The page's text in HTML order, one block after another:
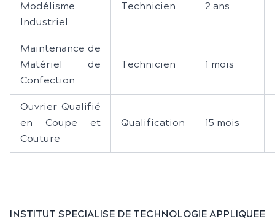
Modélisme
Industriel
Technicien 2 ans
Maintenance de
Matériel de
Confection
Technicien 1 mois
Ouvrier Qualifié
en Coupe et
Couture
Qualification 15 mois
INSTITUT SPECIALISE DE TECHNOLOGIE APPLIQUEE